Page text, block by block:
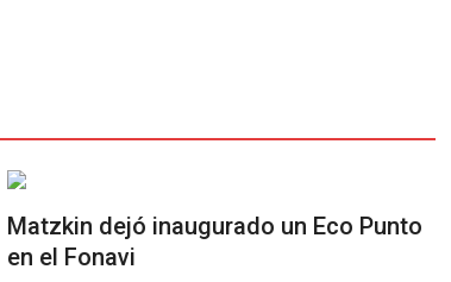
Matzkin dejó inaugurado un Eco Punto
en el Fonavi